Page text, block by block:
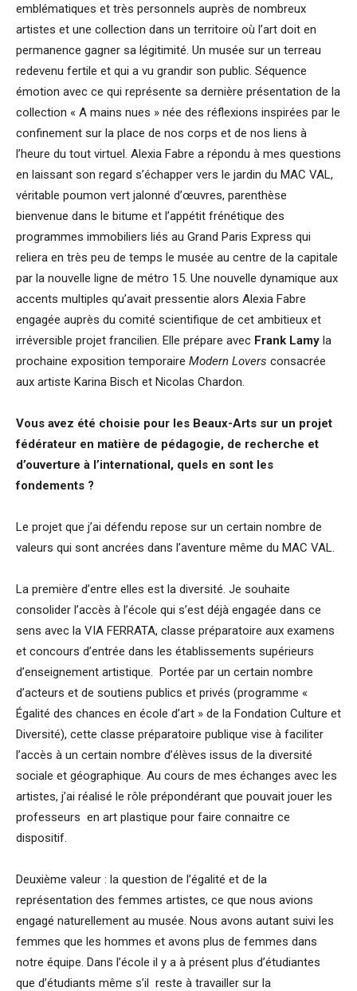
emblématiques et très personnels auprès de nombreux
artistes et une collection dans un territoire où l’art doit en
permanence gagner sa légitimité. Un musée sur un terreau
redevenu fertile et qui a vu grandir son public. Séquence
émotion avec ce qui représente sa dernière présentation de la
collection « A mains nues » née des réflexions inspirées par le
confinement sur la place de nos corps et de nos liens à
l’heure du tout virtuel. Alexia Fabre a répondu à mes questions
en laissant son regard s’échapper vers le jardin du MAC VAL,
véritable poumon vert jalonné d’œuvres, parenthèse
bienvenue dans le bitume et l’appétit frénétique des
programmes immobiliers liés au Grand Paris Express qui
reliera en très peu de temps le musée au centre de la capitale
par la nouvelle ligne de métro 15. Une nouvelle dynamique aux
accents multiples qu’avait pressentie alors Alexia Fabre
engagée auprès du comité scientifique de cet ambitieux et
irréversible projet francilien. Elle prépare avec Frank Lamy la
prochaine exposition temporaire Modern Lovers consacrée
aux artiste Karina Bisch et Nicolas Chardon.
Vous avez été choisie pour les Beaux-Arts sur un projet
fédérateur en matière de pédagogie, de recherche et
d’ouverture à l’international, quels en sont les
fondements ?
Le projet que j’ai défendu repose sur un certain nombre de
valeurs qui sont ancrées dans l’aventure même du MAC VAL.
La première d’entre elles est la diversité. Je souhaite
consolider l’accès à l’école qui s’est déjà engagée dans ce
sens avec la VIA FERRATA, classe préparatoire aux examens
et concours d’entrée dans les établissements supérieurs
d’enseignement artistique. Portée par un certain nombre
d’acteurs et de soutiens publics et privés (programme «
Égalité des chances en école d’art » de la Fondation Culture et
Diversité), cette classe préparatoire publique vise à faciliter
l’accès à un certain nombre d’élèves issus de la diversité
sociale et géographique. Au cours de mes échanges avec les
artistes, j’ai réalisé le rôle prépondérant que pouvait jouer les
professeurs en art plastique pour faire connaitre ce
dispositif.
Deuxième valeur : la question de l’égalité et de la
représentation des femmes artistes, ce que nous avions
engagé naturellement au musée. Nous avons autant suivi les
femmes que les hommes et avons plus de femmes dans
notre équipe. Dans l’école il y a à présent plus d’étudiantes
que d’étudiants même s’il reste à travailler sur la